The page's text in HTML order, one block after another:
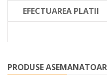
EFECTUAREA PLATII
PRODUSE